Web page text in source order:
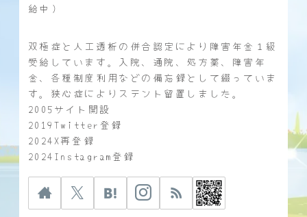
給中）
双極症と人工透析の併合認定により障害年金１級
受給しています。入院、通院、処方薬、障害年
金、各種制度利用などの備忘録として綴っていま
す。狭心症によりステント留置しました。
2005サイト開設
2019Twitter登録
2024X再登録
2024Instagram登録